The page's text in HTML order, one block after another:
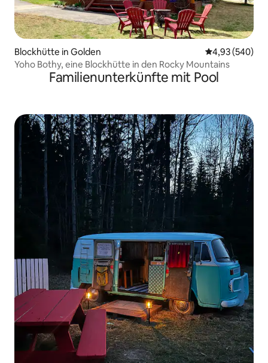
Blockhütte in Golden
4,93 (540)
Yoho Bothy, eine Blockhütte in den Rocky Mountains
Familienunterkünfte mit Pool